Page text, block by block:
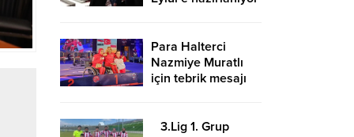
Para Halterci
Nazmiye Muratlı
için tebrik mesajı
3.Lig 1. Grup